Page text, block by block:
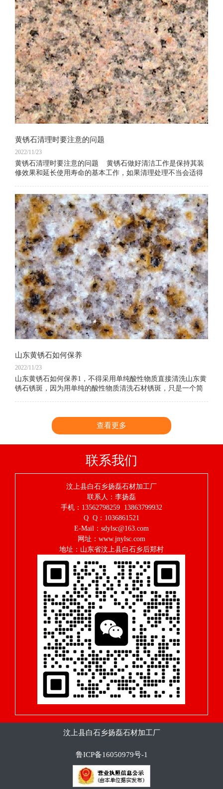
黄锈石清理时要注意的问题
2022/11/23
黄锈石清理时要注意的问题 黄锈石做好清洁工作是保持其装
修效果和延长使用寿命的基本工作，如果清理处理不当会适得
山东黄锈石如何保养
2022/11/23
山东黄锈石如何保养1，不得采用单纯酸性物质直接清洗山东黄
锈石锈斑，因为用单纯的酸性物质清洗石材锈斑，只是一个简
查看更多
联系我们
汶上县白石乡扬磊石材加工厂
联系人：李扬磊
手机：13562798259 13863799932
Q Q：1036861521
E-Mail：sdylsc@163.com
网址：www.jnylsc.com
地址：山东省汶上县白石乡后郑村
汶上县白石乡扬磊石材加工厂
鲁ICP备16050979号-1